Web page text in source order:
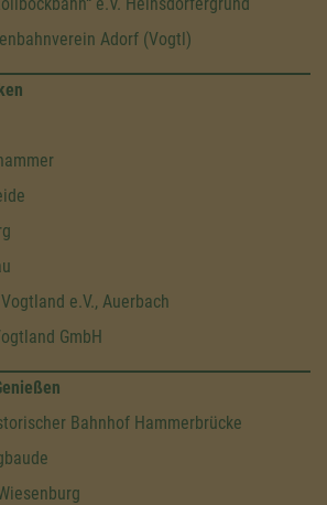
Adorf (Vogtl)
e.V., Auerbach
GmbH
Bahnhof Hammerbrücke